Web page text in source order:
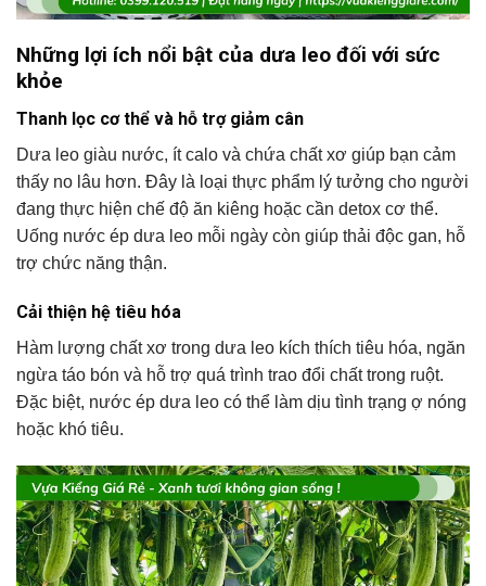
Những lợi ích nổi bật của dưa leo đối với sức
khỏe
Thanh lọc cơ thể và hỗ trợ giảm cân
Dưa leo giàu nước, ít calo và chứa chất xơ giúp bạn cảm
thấy no lâu hơn. Đây là loại thực phẩm lý tưởng cho người
đang thực hiện chế độ ăn kiêng hoặc cần detox cơ thể.
Uống nước ép dưa leo mỗi ngày còn giúp thải độc gan, hỗ
trợ chức năng thận.
Cải thiện hệ tiêu hóa
Hàm lượng chất xơ trong dưa leo kích thích tiêu hóa, ngăn
ngừa táo bón và hỗ trợ quá trình trao đổi chất trong ruột.
Đặc biệt, nước ép dưa leo có thể làm dịu tình trạng ợ nóng
hoặc khó tiêu.